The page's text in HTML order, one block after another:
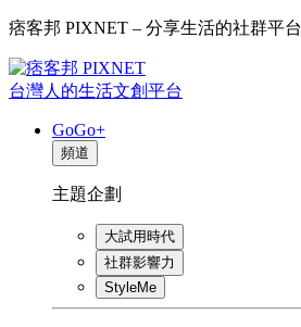
痞客邦 PIXNET – 分享生活的社群平台
台灣人的生活文創平台
GoGo+
頻道
主題企劃
大試用時代
社群影響力
StyleMe